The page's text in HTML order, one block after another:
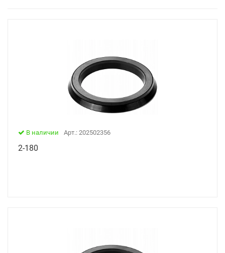
В наличии Арт.: 202502356
2-180